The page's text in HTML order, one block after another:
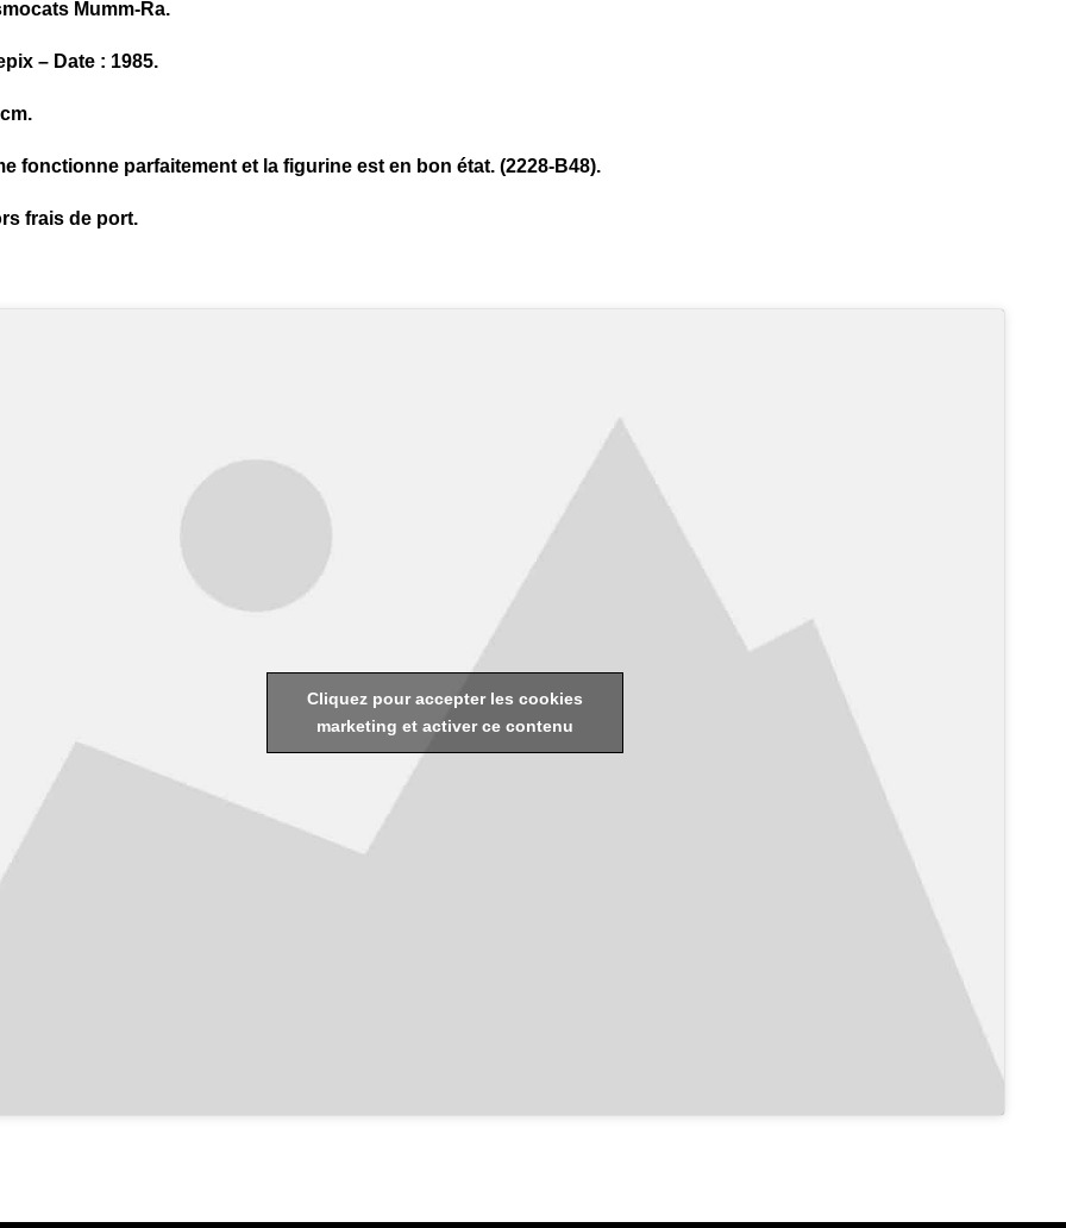
Mumm-Ra.
– Date : 1985.
fonctionne parfaitement et la figurine est en bon état. (2228-B48).
frais de port.
Cliquez pour accepter les cookies
marketing et activer ce contenu